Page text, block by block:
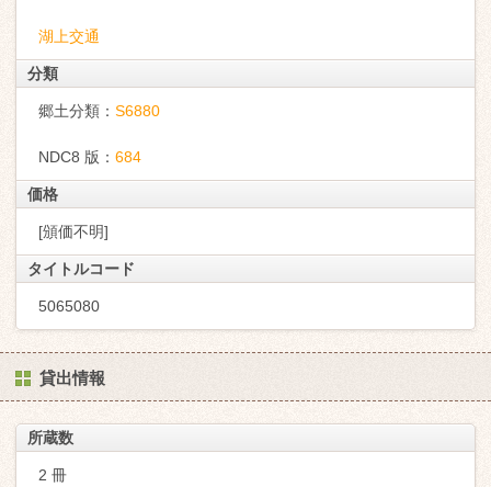
湖上交通
分類
郷土分類： S6880
NDC8 版： 684
価格
[頒価不明]
タイトルコード
5065080
貸出情報
所蔵数
2 冊